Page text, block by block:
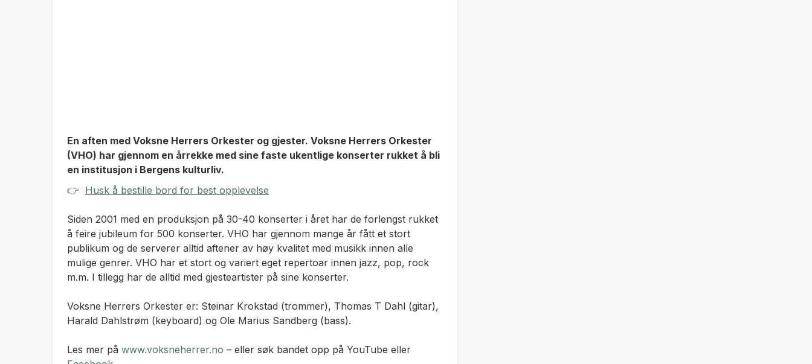
En aften med Voksne Herrers Orkester og gjester. Voksne Herrers Orkester
(VHO) har gjennom en årrekke med sine faste ukentlige konserter rukket å bli
en institusjon i Bergens kulturliv.
👉 Husk å bestille bord for best opplevelse
Siden 2001 med en produksjon på 30-40 konserter i året har de forlengst rukket
å feire jubileum for 500 konserter. VHO har gjennom mange år fått et stort
publikum og de serverer alltid aftener av høy kvalitet med musikk innen alle
mulige genrer. VHO har et stort og variert eget repertoar innen jazz, pop, rock
m.m. I tillegg har de alltid med gjesteartister på sine konserter.
Voksne Herrers Orkester er: Steinar Krokstad (trommer), Thomas T Dahl (gitar),
Harald Dahlstrøm (keyboard) og Ole Marius Sandberg (bass).
Les mer på www.voksneherrer.no – eller søk bandet opp på YouTube eller